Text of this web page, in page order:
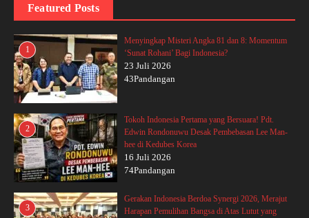
Featured Posts
1
Menyingkap Misteri Angka 81 dan 8: Momentum
‘Sunat Rohani’ Bagi Indonesia?
23 Juli 2026
43Pandangan
2
Tokoh Indonesia Pertama yang Bersuara! Pdt.
Edwin Rondonuwu Desak Pembebasan Lee Man-
hee di Kedubes Korea
16 Juli 2026
74Pandangan
3
Gerakan Indonesia Berdoa Synergi 2026, Merajut
Harapan Pemulihan Bangsa di Atas Lutut yang